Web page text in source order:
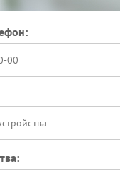
ремонт
требуется в
реагировать на
неисправных